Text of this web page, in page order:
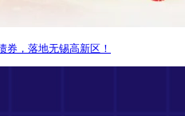
券，落地无锡高新区！